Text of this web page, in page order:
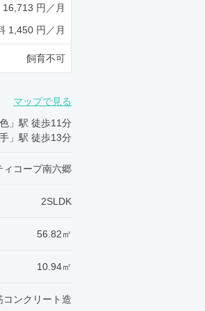
16,713 円／月
1,450 円／月
飼育不可
マップで見る
」駅 徒歩11分
」駅 徒歩13分
ィコープ南六郷
2SLDK
56.82㎡
10.94㎡
コンクリート造